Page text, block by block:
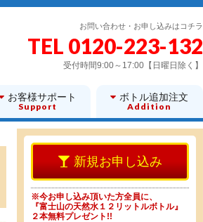
お問い合わせ・お申し込みはコチラ
TEL 0120-223-132
受付時間9:00～17:00【日曜日除く】
お客様サポート
Support
ボトル追加注文
Addition
※今お申し込み頂いた方全員に、
『富士山の天然水１２リットルボトル』
２本無料プレゼント!!